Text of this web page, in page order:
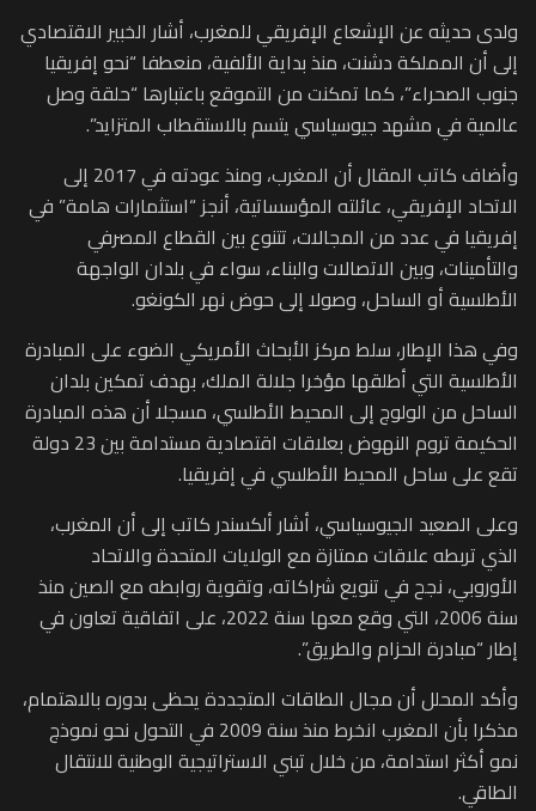
ولدى حديثه عن الإشعاع الإفريقي للمغرب، أشار الخبير الاقتصادي
إلى أن المملكة دشنت، منذ بداية الألفية، منعطفا “نحو إفريقيا
جنوب الصحراء”، كما تمكنت من التموقع باعتبارها “حلقة وصل
عالمية في مشهد جيوسياسي يتسم بالاستقطاب المتزايد”.
وأضاف كاتب المقال أن المغرب، ومنذ عودته في 2017 إلى
الاتحاد الإفريقي، عائلته المؤسساتية، أنجز “استثمارات هامة” في
إفريقيا في عدد من المجالات، تتنوع بين القطاع المصرفي
والتأمينات، وبين الاتصالات والبناء، سواء في بلدان الواجهة
الأطلسية أو الساحل، وصولا إلى حوض نهر الكونغو.
وفي هذا الإطار، سلط مركز الأبحاث الأمريكي الضوء على المبادرة
الأطلسية التي أطلقها مؤخرا جلالة الملك، بهدف تمكين بلدان
الساحل من الولوج إلى المحيط الأطلسي، مسجلا أن هذه المبادرة
الحكيمة تروم النهوض بعلاقات اقتصادية مستدامة بين 23 دولة
تقع على ساحل المحيط الأطلسي في إفريقيا.
وعلى الصعيد الجيوسياسي، أشار ألكسندر كاتب إلى أن المغرب،
الذي تربطه علاقات ممتازة مع الولايات المتحدة والاتحاد
الأوروبي، نجح في تنويع شراكاته، وتقوية روابطه مع الصين منذ
سنة 2006، التي وقع معها سنة 2022، على اتفاقية تعاون في
إطار “مبادرة الحزام والطريق”.
وأكد المحلل أن مجال الطاقات المتجددة يحظى بدوره بالاهتمام،
مذكرا بأن المغرب انخرط منذ سنة 2009 في التحول نحو نموذج
نمو أكثر استدامة، من خلال تبني الاستراتيجية الوطنية للانتقال
الطاقي.